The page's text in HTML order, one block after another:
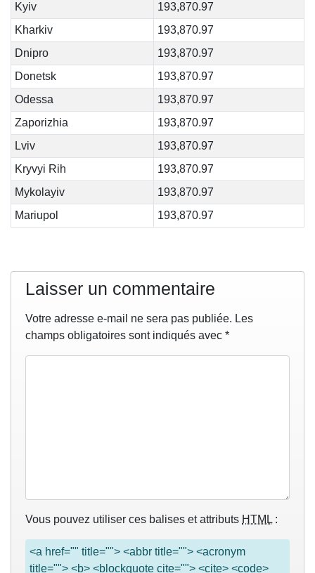
Kyiv
193,870.97
Kharkiv
193,870.97
Dnipro
193,870.97
Donetsk
193,870.97
Odessa
193,870.97
Zaporizhia
193,870.97
Lviv
193,870.97
Kryvyi Rih
193,870.97
Mykolayiv
193,870.97
Mariupol
193,870.97
Laisser un commentaire
Votre adresse e-mail ne sera pas publiée. Les
champs obligatoires sont indiqués avec *
Vous pouvez utiliser ces balises et attributs HTML :
<a href="" title=""> <abbr title=""> <acronym
title=""> <b> <blockquote cite=""> <cite> <code>